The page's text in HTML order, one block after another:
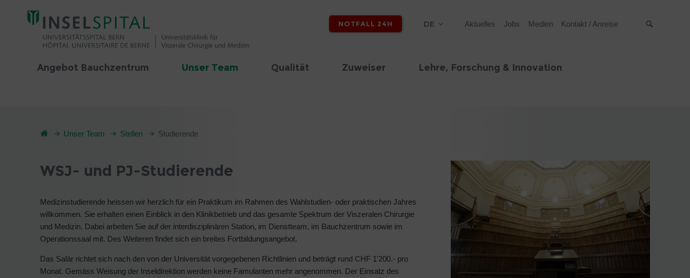
NOTFALL 24H DE Aktuelles Jobs Medien Kontakt / Anreise
Angebot Bauchzentrum Unser Team Qualität Zuweiser Lehre, Forschung & Innovation
Unser Team Stellen Studierende
WSJ- und PJ-Studierende
Medizinstudierende heissen wir herzlich für ein Praktikum im Rahmen des Wahlstudien- oder praktischen Jahres
willkommen. Sie erhalten einen Einblick in den Klinikbetrieb und das gesamte Spektrum der Viszeralen Chirurgie
und Medizin. Dabei arbeiten Sie auf der interdisziplinären Station, im Dienstteam, im Bauchzentrum sowie im
Operationssaal mit. Des Weiteren findet sich ein breites Fortbildungsangebot.
Das Salär richtet sich nach den von der Universität vorgegebenen Richtlinien und beträgt rund CHF 1'200.- pro
Monat. Gemäss Weisung der Inseldirektion werden keine Famulanten mehr angenommen. Der Einsatz des